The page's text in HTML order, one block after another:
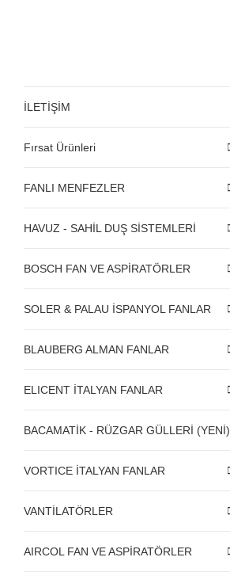
İLETİŞİM
Fırsat Ürünleri
FANLI MENFEZLER
HAVUZ - SAHİL DUŞ SİSTEMLERİ
BOSCH FAN VE ASPİRATÖRLER
SOLER & PALAU İSPANYOL FANLAR
BLAUBERG ALMAN FANLAR
ELICENT İTALYAN FANLAR
BACAMATİK - RÜZGAR GÜLLERİ (YENİ)
VORTICE İTALYAN FANLAR
VANTİLATÖRLER
AIRCOL FAN VE ASPİRATÖRLER